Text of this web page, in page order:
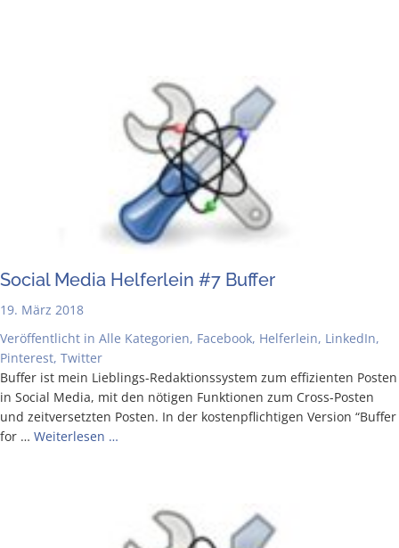
Social Media Hel­fer­lein #7 Buffer
19. März 2018
Veröffentlicht in Alle Kategorien, Facebook, Helferlein, LinkedIn,
Pinterest, Twitter
Buf­fer ist mein Lie­b­­lings-Redak­­ti­ons­­sys­­tem zum effi­zi­en­ten Pos­ten
in Social Media, mit den nöti­gen Funk­tio­nen zum Cross-Pos­­ten
und zeit­ver­setz­ten Pos­ten. In der kos­ten­pflich­ti­gen Ver­si­on “Buf­fer
for … Wei­ter­le­sen …